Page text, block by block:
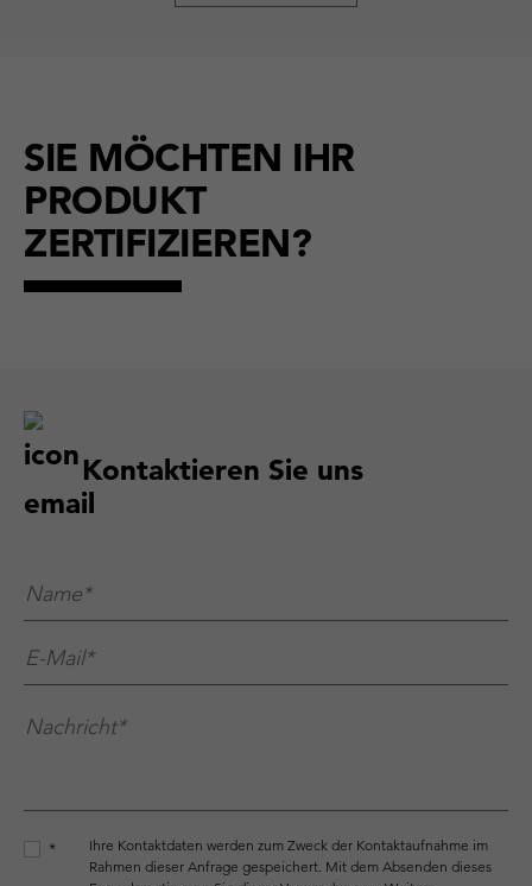
SIE MÖCHTEN IHR
PRODUKT
ZERTIFIZIEREN?
Kontaktieren Sie uns
Name**
E-Mail**
Nachricht**
*
Ihre Kontaktdaten werden zum Zweck der Kontaktaufnahme im
Rahmen dieser Anfrage gespeichert. Mit dem Absenden dieses